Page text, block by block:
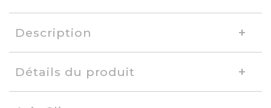
Description
Détails du produit